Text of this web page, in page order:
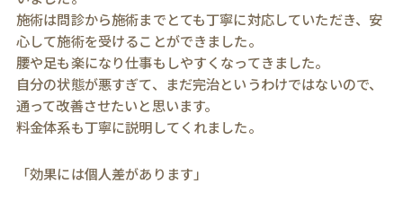
施術は問診から施術までとても丁寧に対応していただき、安
心して施術を受けることができました。
腰や足も楽になり仕事もしやすくなってきました。
自分の状態が悪すぎて、まだ完治というわけではないので、
通って改善させたいと思います。
料金体系も丁寧に説明してくれました。
「効果には個人差があります」